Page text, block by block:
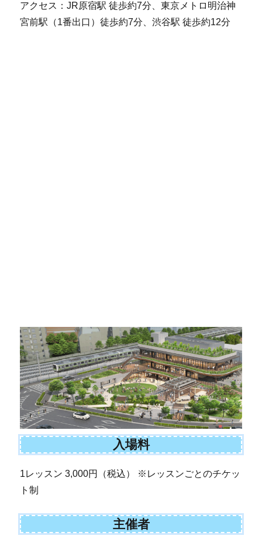
アクセス：JR原宿駅 徒歩約7分、東京メトロ明治神
宮前駅（1番出口）徒歩約7分、渋谷駅 徒歩約12分
入場料
1レッスン 3,000円（税込） ※レッスンごとのチケッ
ト制
主催者